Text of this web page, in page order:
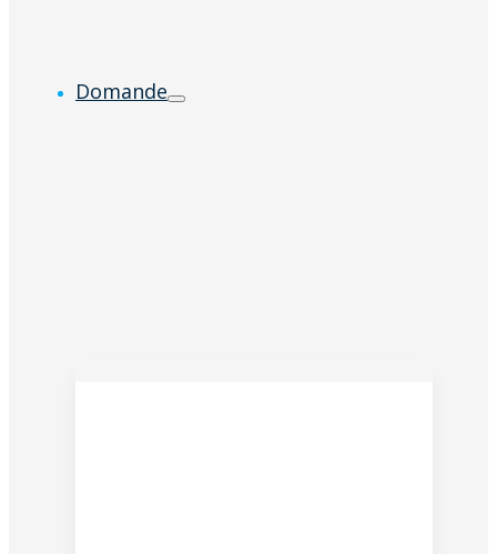
Domande